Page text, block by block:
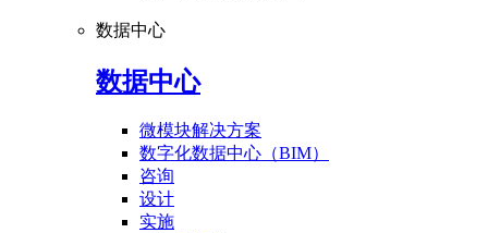
数据中心
数据中心
微模块解决方案
数字化数据中心（BIM）
咨询
设计
实施